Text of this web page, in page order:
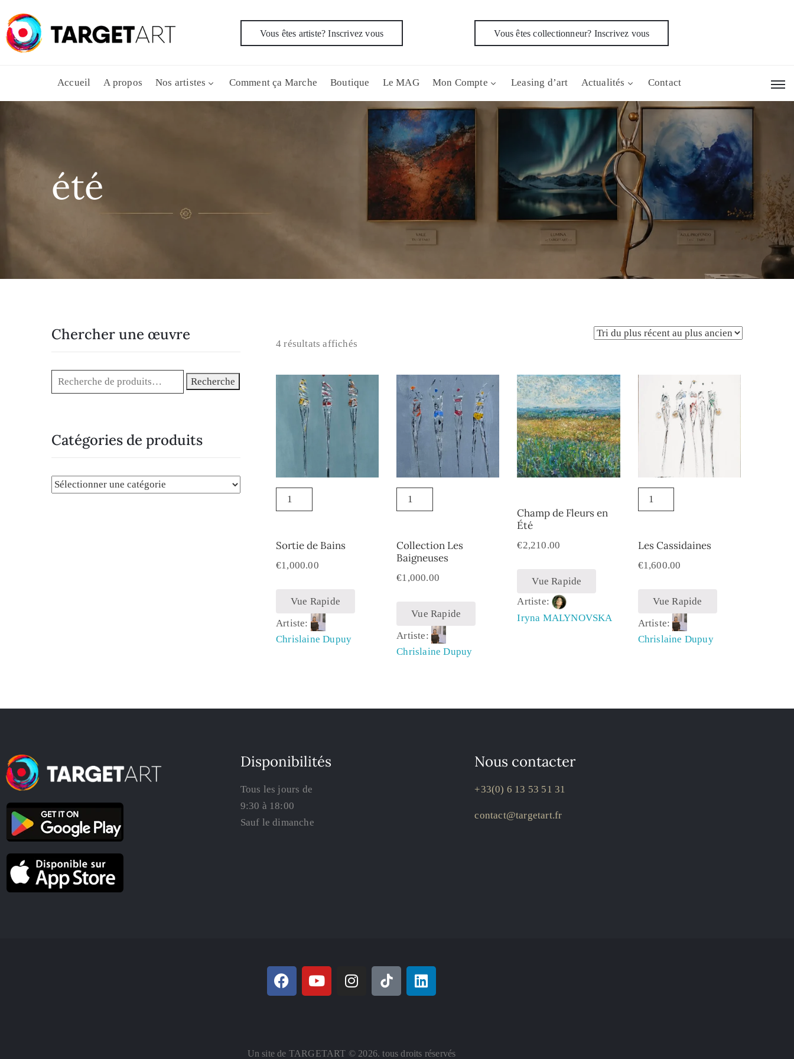
Vous êtes artiste? Inscrivez vous Vous êtes collectionneur? Inscrivez vous
Accueil A propos Nos artistes Comment ça Marche Boutique Le MAG Mon Compte Leasing d’art Actualités Contact
été
4 résultats affichés
Sortie de Bains
€1,000.00
Vue Rapide
Artiste:
Chrislaine Dupuy
Collection Les
Baigneuses
€1,000.00
Vue Rapide
Artiste:
Chrislaine Dupuy
Champ de Fleurs en
Été
€2,210.00
Vue Rapide
Artiste:
Iryna MALYNOVSKA
Les Cassidaines
€1,600.00
Vue Rapide
Artiste:
Chrislaine Dupuy
Chercher une œuvre
Recherche
Catégories de produits
Disponibilités
Tous les jours de
9:30 à 18:00
Sauf le dimanche
Nous contacter
+33(0) 6 13 53 51 31
contact@targetart.fr
Un site de TARGETART © 2026. tous droits réservés